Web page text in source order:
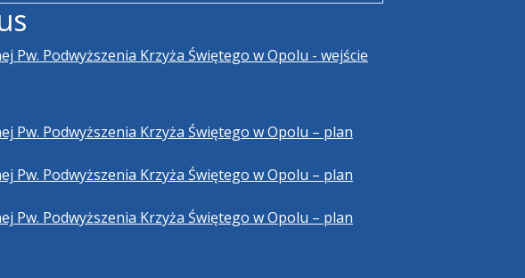
Pw. Podwyższenia Krzyża Świętego w Opolu - wejście
Pw. Podwyższenia Krzyża Świętego w Opolu – plan
Pw. Podwyższenia Krzyża Świętego w Opolu – plan
Pw. Podwyższenia Krzyża Świętego w Opolu – plan